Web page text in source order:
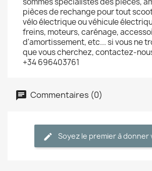
pièces de rechange pour tout
vélo électrique ou véhicule
freins, moteurs, carénage,
d'amortissement, etc... si vous ne
que vous cherchez, contactez-
+34 696403761
Commentaires (0)
Soyez le premier à donner